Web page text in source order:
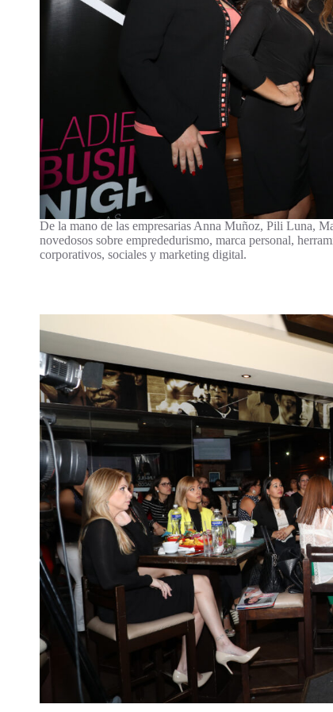
De la mano de las empresarias Anna Muñoz, Pili Luna,
novedosos sobre emprededurismo, marca personal,
corporativos, sociales y marketing digital.